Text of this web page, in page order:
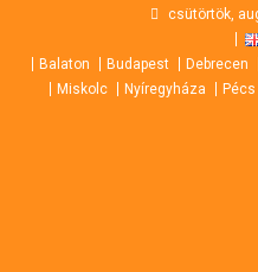
content
csütörtök,
Balaton Budapest Debrecen
Miskolc
Nyíregyháza Pécs